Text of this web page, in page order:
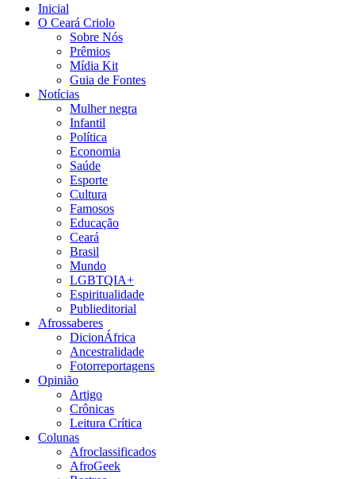
Inicial
O Ceará Criolo
Sobre Nós
Prêmios
Mídia Kit
Guia de Fontes
Notícias
Mulher negra
Infantil
Política
Economia
Saúde
Esporte
Cultura
Famosos
Educação
Ceará
Brasil
Mundo
LGBTQIA+
Espiritualidade
Publieditorial
Afrossaberes
DicionÁfrica
Ancestralidade
Fotorreportagens
Opinião
Artigo
Crônicas
Leitura Crítica
Colunas
Afroclassificados
AfroGeek